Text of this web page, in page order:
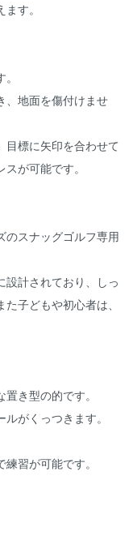
す。
、地面を傷付けませ
目標に矢印を合わせて
が可能です。
のスナッグゴルフ専用
設計されており、しっ
子どもや初心者は、
き型の的です。
がくっつきます。
習が可能です。